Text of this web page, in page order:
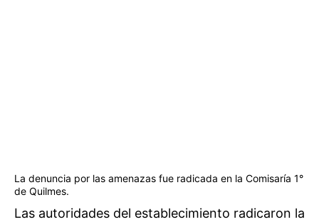
La denuncia por las amenazas fue radicada en la Comisaría 1°
de Quilmes.
Las autoridades del establecimiento radicaron la